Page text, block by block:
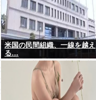
米国の民間組織、一線を越え
る…